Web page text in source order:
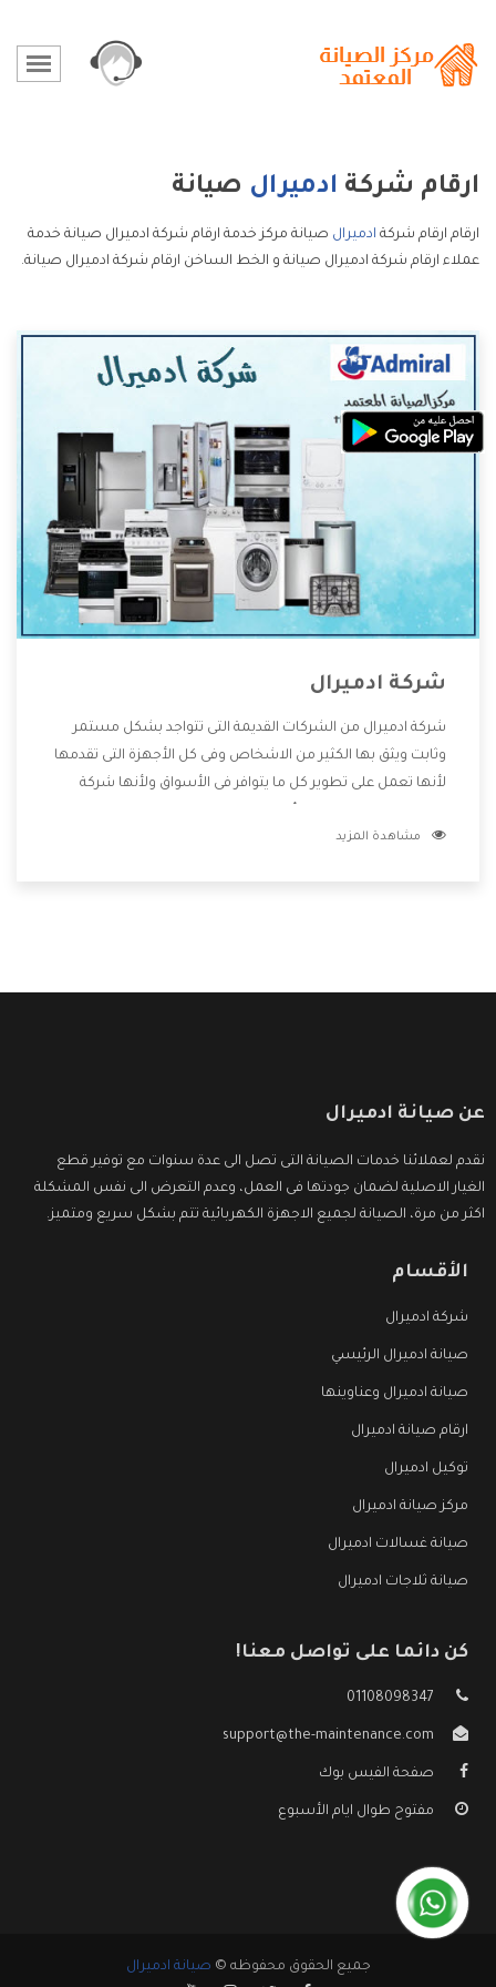
ارقام شركة ادميرال صيانة
ارقام ارقام شركة ادميرال صيانة مركز خدمة ارقام شركة ادميرال صيانة خدمة
عملاء ارقام شركة ادميرال صيانة و الخط الساخن ارقام شركة ادميرال صيانة.
شركة ادميرال
شركة ادميرال من الشركات القديمة التى تتواجد بشكل مستمر
وثابت ويثق بها الكثير من الاشخاص وفى كل الأجهزة التى تقدمها
لأنها تعمل على تطوير كل ما يتوافر فى الأسواق ولأنها شركة
وتقدم للعملاء أقوى العروض والخصومات التى تسهل على
مشاهدة المزيد
عن صيانة ادميرال
نقدم لعملائنا خدمات الصيانة التى تصل الى عدة سنوات مع توفير قطع
الغيار الاصلية لضمان جودتها فى العمل، وعدم التعرض الى نفس المشكلة
اكثر من مرة، الصيانة لجميع الاجهزة الكهربائية تتم بشكل سريع ومتميز.
الأقسام
شركة ادميرال
صيانة ادميرال الرئيسي
صيانة ادميرال وعناوينها
ارقام صيانة ادميرال
توكيل ادميرال
مركز صيانة ادميرال
صيانة غسالات ادميرال
صيانة ثلاجات ادميرال
كن دائما على تواصل معنا!
01108098347
support@the-maintenance.com
صفحة الفيس بوك
مفتوح طوال ايام الأسبوع
جميع الحقوق محفوظه © صيانة ادميرال